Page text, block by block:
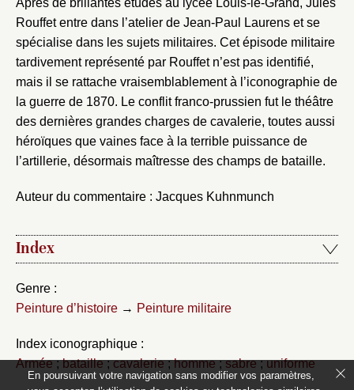
Après de brillantes études au lycée Louis-le-Grand, Jules
Rouffet entre dans l’atelier de Jean-Paul Laurens et se
spécialise dans les sujets militaires. Cet épisode militaire
tardivement représenté par Rouffet n’est pas identifié,
mais il se rattache vraisemblablement à l’iconographie de
la guerre de 1870. Le conflit franco-prussien fut le théâtre
des dernières grandes charges de cavalerie, toutes aussi
héroïques que vaines face à la terrible puissance de
l’artillerie, désormais maîtresse des champs de bataille.
Auteur du commentaire : Jacques Kuhnmunch
Index
Genre :
Peinture d’histoire → Peinture militaire
Index iconographique :
Armée;bataille;cavalerie;homme;sabre;uniforme
En poursuivant votre navigation sans modifier vos paramètres,